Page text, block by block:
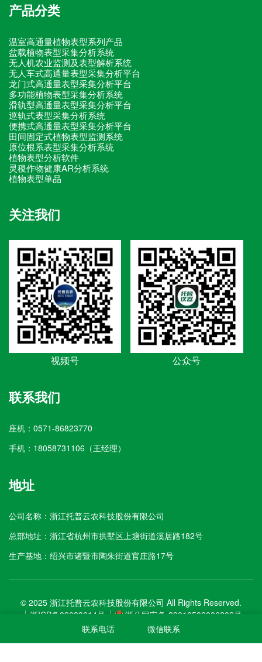
产品分类
温室高通量植物表型系列产品
盆载植物表型采集分析系统
无人机农业监测及表型解析系统
无人车式高通量表型采集分析平台
龙门式高通量表型采集分析平台
多功能植物表型采集分析系统
滑轨型高通量表型采集分析平台
巡轨式表型采集分析系统
便携式高通量表型采集分析平台
田间固定式植物表型监测系统
原位根系表型采集分析系统
植物表型分析软件
灵稷作物健康AR分析系统
植物表型单品
关注我们
视频号 公众号
联系我们
座机：0571-86823770
手机：18058731106（王经理）
地址
公司名称：浙江托普云农科技股份有限公司
总部地址：浙江省杭州市拱墅区上塘街道溪居路182号
生产基地：绍兴市诸暨市陶朱街道官庄路17号
© 2025 浙江托普云农科技股份有限公司 All Rights Reserved.
浙ICP备09083614号
浙公网安备 33010502006202号
联系电话
微信联系